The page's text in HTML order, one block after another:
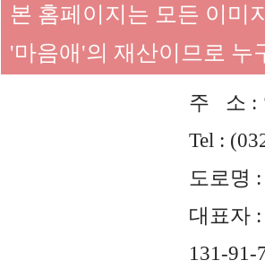
본 홈페이지는 모든 이미
'마음애'의 재산이므로 누
주 소 :
Tel :
도로명
대표자
131-